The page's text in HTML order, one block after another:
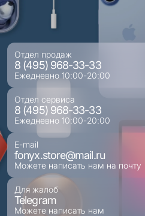
Отдел продаж
8 (495) 968-33-33
Ежедневно 10:00-20:00
Отдел сервиса
8 (495) 968-33-33
Ежедневно 10:00-20:00
E-mail
fonyx.store@mail.ru
Можете написать нам на почту
Для жалоб
Telegram
Можете написать нам